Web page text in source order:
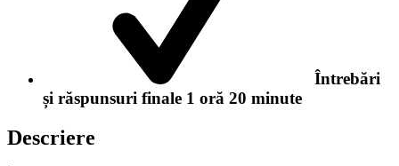
Întrebări
și răspunsuri finale 1 oră 20 minute
Descriere